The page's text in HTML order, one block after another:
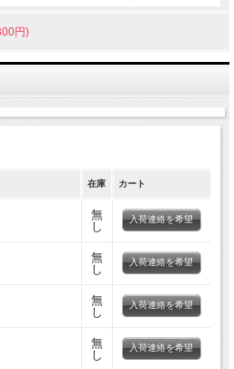
円)
在庫 カート
無
し
入荷連絡を希望
無
し
入荷連絡を希望
無
し
入荷連絡を希望
無
し
入荷連絡を希望